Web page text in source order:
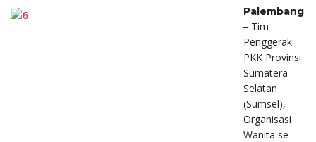
Palembang
– Tim
Penggerak
PKK Provinsi
Sumatera
Selatan
(Sumsel),
Organisasi
Wanita se-